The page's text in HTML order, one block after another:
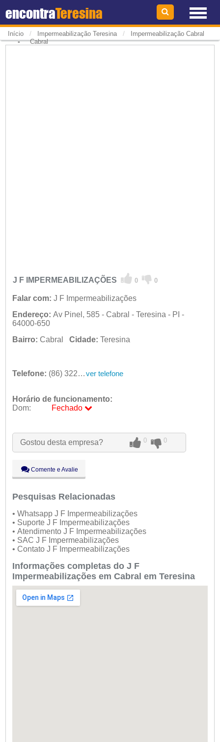
encontraTeresina
Início / Impermeabilização Teresina / Impermeabilização Cabral
-Cabral
J F IMPERMEABILIZAÇÕES 0 0
Falar com: J F Impermeabilizações
Endereço: Av Pinel, 585 - Cabral - Teresina - PI -
64000-650
Bairro: Cabral Cidade: Teresina
Telefone: (86) 3221-6002 ver telefone
Horário de funcionamento:
Dom:
Fechado
Qua:
09:00 - 18:00
Qui:
09:00 - 18:00
Sáb:
Dom:
Fechado
Gostou desta empresa? 0 0
Comente e Avalie
Pesquisas Relacionadas
• Whatsapp J F Impermeabilizações
• Suporte J F Impermeabilizações
• Atendimento J F Impermeabilizações
• SAC J F Impermeabilizações
• Contato J F Impermeabilizações
Informações completas do J F
Impermeabilizações em Cabral em Teresina